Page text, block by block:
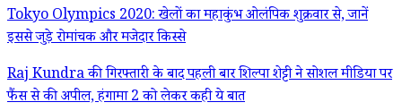
Tokyo Olympics 2020: खेलों का महाकुंभ ओलंपिक शुक्रवार से, जानें
इससे जुड़े रोमांचक और मजेदार किस्से
Raj Kundra की गिरफ्तारी के बाद पहली बार शिल्पा शेट्टी ने सोशल मीडिया पर
फैंस से की अपील, हंगामा 2 को लेकर कही ये बात